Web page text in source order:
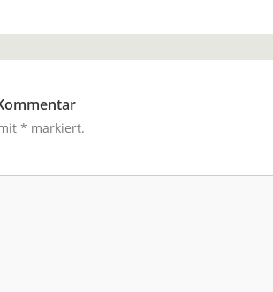
* markiert.